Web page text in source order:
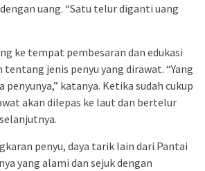
uang. “Satu telur diganti uang
ke tempat pembesaran dan edukasi
tentang jenis penyu yang dirawat. “Yang
penyunya,” katanya. Ketika sudah cukup
akan dilepas ke laut dan bertelur
penyu, daya tarik lain dari Pantai
yang alami dan sejuk dengan